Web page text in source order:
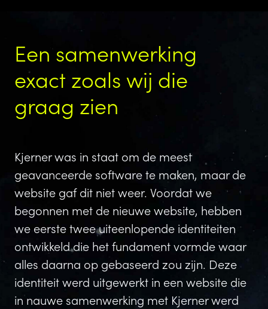
Een samenwerking
exact zoals wij die
graag zien
Kjerner was in staat om de meest
geavanceerde software te maken, maar de
website gaf dit niet weer. Voordat we
begonnen met de nieuwe website, hebben
we eerste twee uiteenlopende identiteiten
ontwikkeld die het fundament vormde waar
alles daarna op gebaseerd zou zijn. Deze
identiteit werd uitgewerkt in een website die
in nauwe samenwerking met Kjerner werd